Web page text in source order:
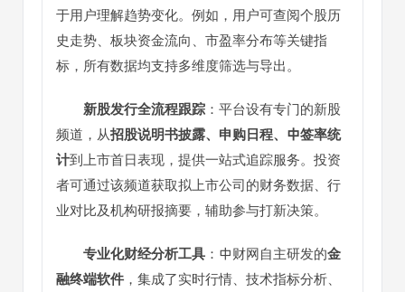
于用户理解趋势变化。例如，用户可查阅个股历
史走势、板块资金流向、市盈率分布等关键指
标，所有数据均支持多维度筛选与导出。
新股发行全流程跟踪 ：平台设有专门的新股
频道，从招股说明书披露、申购日程、中签率统
计到上市首日表现，提供一站式追踪服务。投资
者可通过该频道获取拟上市公司的财务数据、行
业对比及机构研报摘要，辅助参与打新决策。
专业化财经分析工具 ：中财网自主研发的金
融终端软件 ，集成了实时行情、技术指标分析、